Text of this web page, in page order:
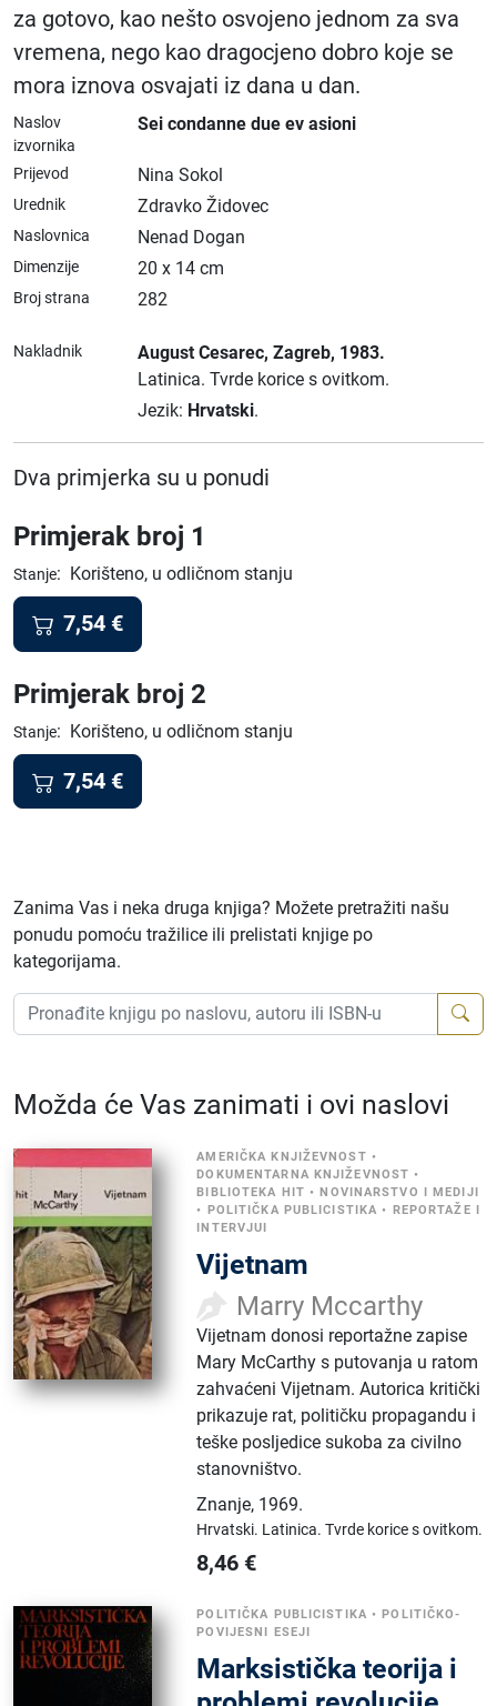
za gotovo, kao nešto osvojeno jednom za sva
vremena, nego kao dragocjeno dobro koje se
mora iznova osvajati iz dana u dan.
Naslov
izvornika
Sei condanne due ev asioni
Prijevod Nina Sokol
Urednik Zdravko Židovec
Naslovnica Nenad Dogan
Dimenzije 20 x 14 cm
Broj strana 282
Nakladnik August Cesarec, Zagreb, 1983.
Latinica. Tvrde korice s ovitkom.
Jezik: Hrvatski.
Dva primjerka su u ponudi
Primjerak broj 1
Stanje: Korišteno, u odličnom stanju
7,54 €
Primjerak broj 2
Stanje: Korišteno, u odličnom stanju
7,54 €
Zanima Vas i neka druga knjiga? Možete pretražiti našu
ponudu pomoću tražilice ili prelistati knjige po
kategorijama.
Možda će Vas zanimati i ovi naslovi
AMERIČKA KNJIŽEVNOST •
DOKUMENTARNA KNJIŽEVNOST •
BIBLIOTEKA HIT • NOVINARSTVO I MEDIJI
•
POLITIČKA PUBLICISTIKA •
REPORTAŽE I
INTERVJUI
Vijetnam
Marry Mccarthy
Vijetnam donosi reportažne zapise
Mary McCarthy s putovanja u ratom
zahvaćeni Vijetnam. Autorica kritički
prikazuje rat, političku propagandu i
teške posljedice sukoba za civilno
stanovništvo.
Znanje, 1969.
Hrvatski. Latinica.Tvrde korice s ovitkom.
8,46 €
POLITIČKA PUBLICISTIKA • POLITIČKO-
POVIJESNI ESEJI
Marksistička teorija i